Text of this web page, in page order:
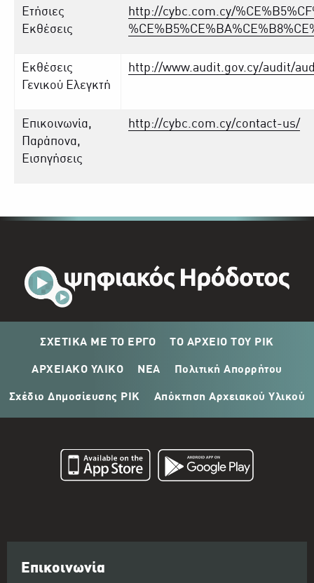
Ετήσιες
Εκθέσεις
http://cybc.com.cy/
Εκθέσεις
Γενικού Ελεγκτή
http://www.audit.gov.cy/audit/
Επικοινωνία,
Παράπονα,
Εισηγήσεις
http://cybc.com.cy/contact-us/
ΣΧΕΤΙΚΑ ΜΕ ΤΟ ΕΡΓΟ ΤΟ ΑΡΧΕΙΟ ΤΟΥ ΡΙΚ
ΑΡΧΕΙΑΚΟ ΥΛΙΚΟ ΝΕΑ Πολιτική Απορρήτου
Σχέδιο Δημοσίευσης ΡΙΚ Απόκτηση Αρχειακού Υλικού
Επικοινωνία